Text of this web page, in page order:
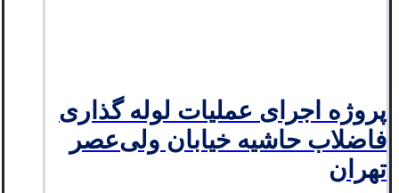
پروژه اجرای عملیات لوله گذاری
فاضلاب حاشیه خیابان ولی‌عصر
تهران